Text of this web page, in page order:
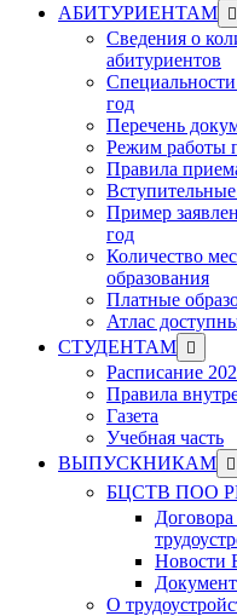
АБИТУРИЕНТАМ
Сведения о
абитуриентов
год
Перечень
Режим работы
Правила
Пример
год
Количество
образования
Платные
Атлас
СТУДЕНТАМ Show
sub
menu
Расписание
Правила
Газета
Учебная часть
ВЫПУСКНИКАМ
БЦСТВ ПОО
О